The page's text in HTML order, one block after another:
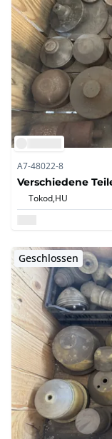
A7-48022-8
Verschiedene
Tokod,HU
Geschlossen